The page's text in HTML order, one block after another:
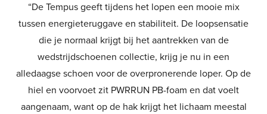
“De Tempus geeft tijdens het lopen een mooie mix
tussen energieteruggave en stabiliteit. De loopsensatie
die je normaal krijgt bij het aantrekken van de
wedstrijdschoenen collectie, krijg je nu in een
alledaagse schoen voor de overpronerende loper. Op de
hiel en voorvoet zit PWRRUN PB-foam en dat voelt
aangenaam, want op de hak krijgt het lichaam meestal